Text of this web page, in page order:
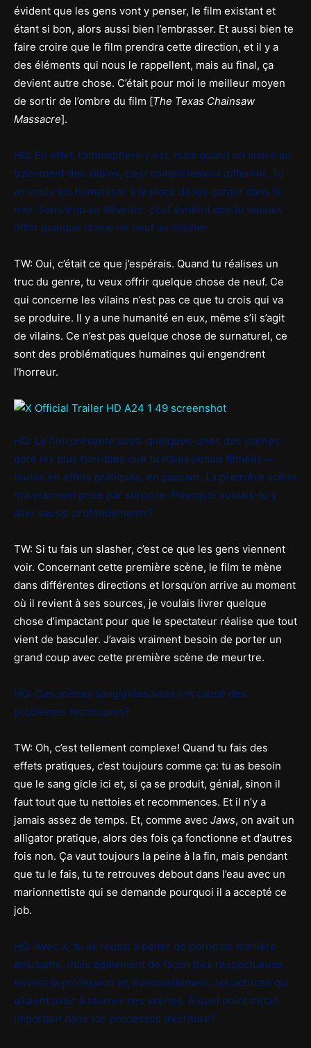
évident que les gens vont y penser, le film existant et
étant si bon, alors aussi bien l’embrasser. Et aussi bien te
faire croire que le film prendra cette direction, et il y a
des éléments qui nous le rappellent, mais au final, ça
devient autre chose. C’était pour moi le meilleur moyen
de sortir de l’ombre du film [The Texas Chainsaw
Massacre].
HQ: En effet, l’atmosphère y est, mais quand on arrive au
traitement des vilains, c’est complètement différent. Tu
as voulu les humaniser à la place de les garder dans le
noir. Sans trop en dévoiler, c’est évident que tu voulais
offrir quelque chose de neuf au slasher.
TW: Oui, c’était ce que j’espérais. Quand tu réalises un
truc du genre, tu veux offrir quelque chose de neuf. Ce
qui concerne les vilains n’est pas ce que tu crois qui va
se produire. Il y a une humanité en eux, même s’il s’agit
de vilains. Ce n’est pas quelque chose de surnaturel, ce
sont des problématiques humaines qui engendrent
l’horreur.
HQ: Le film présente aussi quelques-unes des scènes
gore les plus horribles que tu n’aies jamais filmées —
toutes en effets pratiques, en passant. La première scène
m’a vraiment prise par surprise. Pourquoi voulais-tu y
aller «aussi profondément»?
TW: Si tu fais un slasher, c’est ce que les gens viennent
voir. Concernant cette première scène, le film te mène
dans différentes directions et lorsqu’on arrive au moment
où il revient à ses sources, je voulais livrer quelque
chose d’impactant pour que le spectateur réalise que tout
vient de basculer. J’avais vraiment besoin de porter un
grand coup avec cette première scène de meurtre.
HQ: Ces scènes sanglantes vous ont causé des
problèmes techniques?
TW: Oh, c’est tellement complexe! Quand tu fais des
effets pratiques, c’est toujours comme ça: tu as besoin
que le sang gicle ici et, si ça se produit, génial, sinon il
faut tout que tu nettoies et recommences. Et il n’y a
jamais assez de temps. Et, comme avec Jaws, on avait un
alligator pratique, alors des fois ça fonctionne et d’autres
fois non. Ça vaut toujours la peine à la fin, mais pendant
que tu le fais, tu te retrouves debout dans l’eau avec un
marionnettiste qui se demande pourquoi il a accepté ce
job.
HQ: Avec X, tu as réussi à parler de porno de manière
amusante, mais également de façon très respectueuse
envers la profession et, éventuellement, les actrices qui
allaient avoir à tourner ces scènes. À quel point c’était
important dans ton processus d’écriture?